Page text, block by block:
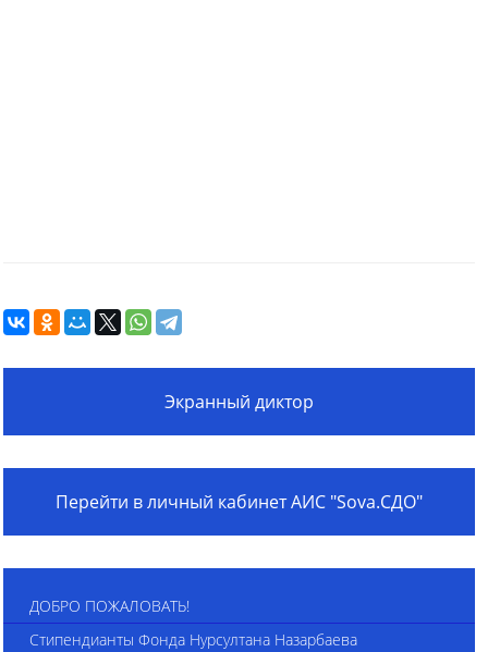
Экранный диктор
Перейти в личный кабинет АИС "Sova.СДО"
ДОБРО ПОЖАЛОВАТЬ!
Стипендианты Фонда Нурсултана Назарбаева